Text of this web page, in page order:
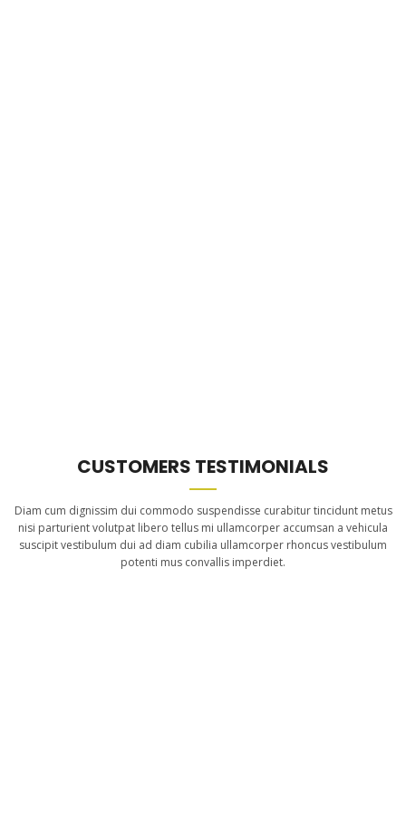
CUSTOMERS TESTIMONIALS
Diam cum dignissim dui commodo suspendisse curabitur tincidunt metus
nisi parturient volutpat libero tellus mi ullamcorper accumsan a vehicula
suscipit vestibulum dui ad diam cubilia ullamcorper rhoncus vestibulum
potenti mus convallis imperdiet.